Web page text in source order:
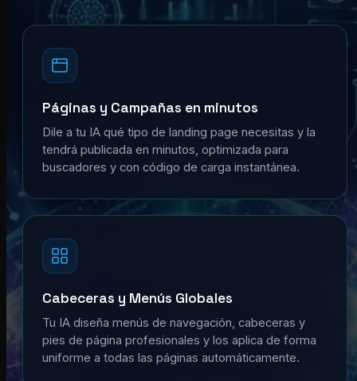
Páginas y Campañas en minutos
Dile a tu IA qué tipo de landing page necesitas y la
tendrá publicada en minutos, optimizada para
buscadores y con código de carga instantánea.
Cabeceras y Menús Globales
Tu IA diseña menús de navegación, cabeceras y
pies de página profesionales y los aplica de forma
uniforme a todas las páginas automáticamente.